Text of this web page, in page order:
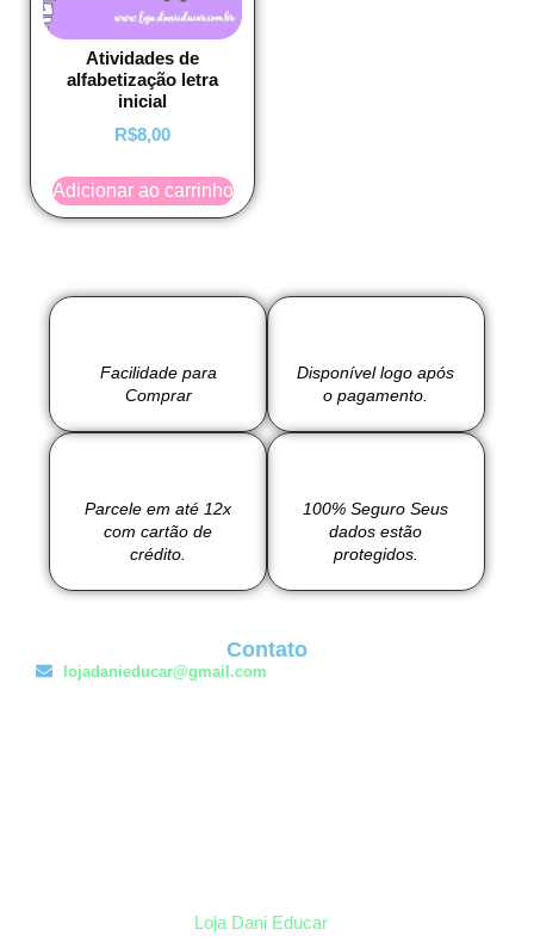
Atividades de
alfabetização letra
inicial
R$8,00
Adicionar ao carrinho
Facilidade para
Comprar
Disponível logo após
o pagamento.
Parcele em até 12x
com cartão de
crédito.
100% Seguro Seus
dados estão
protegidos.
Contato
lojadanieducar@gmail.com
Loja Dani Educar